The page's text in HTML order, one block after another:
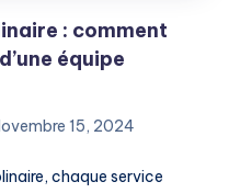
: comment
équipe
15, 2024
chaque service